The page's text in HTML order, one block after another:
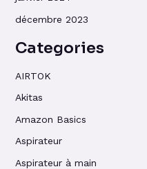
décembre 2023
Categories
AIRTOK
Akitas
Amazon Basics
Aspirateur
Aspirateur à main